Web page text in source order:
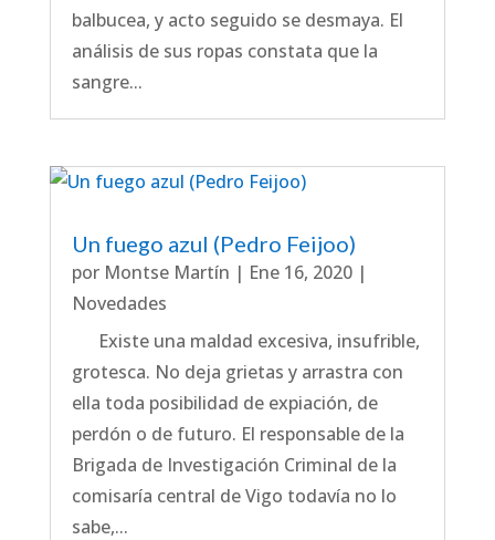
balbucea, y acto seguido se desmaya. El
análisis de sus ropas constata que la
sangre...
Un fuego azul (Pedro Feijoo)
por Montse Martín | Ene 16, 2020|
Novedades
Existe una maldad excesiva, insufrible,
grotesca. No deja grietas y arrastra con
ella toda posibilidad de expiación, de
perdón o de futuro. El responsable de la
Brigada de Investigación Criminal de la
comisaría central de Vigo todavía no lo
sabe,...